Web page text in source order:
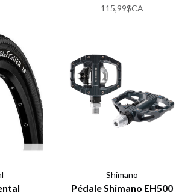
115,99$CA
Shimano
Pédale Shimano EH500